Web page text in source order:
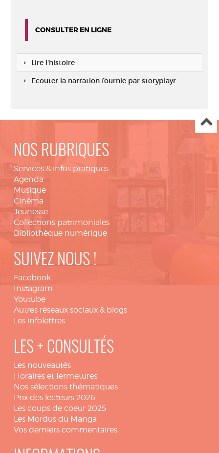
CONSULTER EN LIGNE
Lire l'histoire
Ecouter la narration fournie par storyplayr
NOS RUBRIQUES
Services & infos pratiques
Agenda
Musique
Cinéma
Jeunesse
Collections patrimoniales
Bibliothèque numérique
SUIVEZ NOUS !
Facebook
Instagram
Youtube
Autres réseaux sociaux & blogs
Les infolettres
LES + CONSULTÉS
Les nouveautés
Horaires et fermetures
Nos sélections thématiques
Prix des lecteurs 2026
Les coups de coeur 2025
Les Mordus du Manga
Vos derniers commentaires